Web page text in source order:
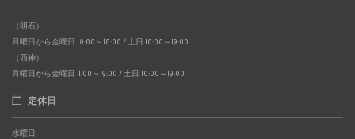
（明石）
月曜日から金曜日 10:00～18:00 / 土日 10:00～19:00
（西神）
月曜日から金曜日 11:00～19:00 / 土日 10:00～19:00
定休日
水曜日